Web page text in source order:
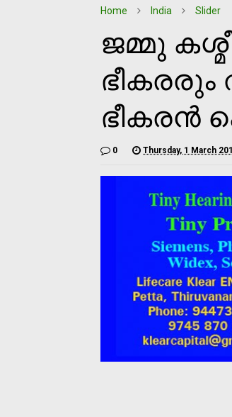
Home India Slider
ജമ്മു
ഭീകരരും
ഭീകരന്‍
0 Thursday, 1 March